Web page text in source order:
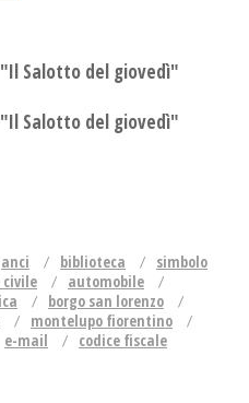
Salotto del giovedì"
Salotto del giovedì"
anci biblioteca
simbolo
civile
automobile
borgo san lorenzo
montelupo fiorentino
e-mail codice fiscale